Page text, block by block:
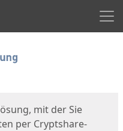
mit der Sie
per Cryptshare-